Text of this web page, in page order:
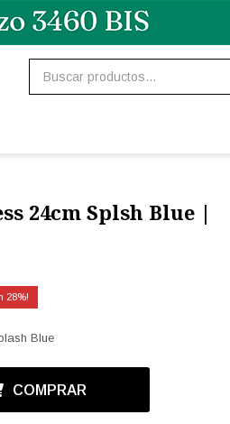
24cm Splsh Blue |
28
Blue
COMPRAR